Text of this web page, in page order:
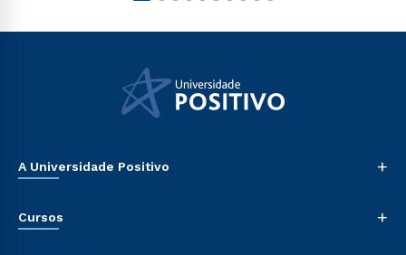
A Universidade Positivo +
Sala de Imprensa
Cursos +